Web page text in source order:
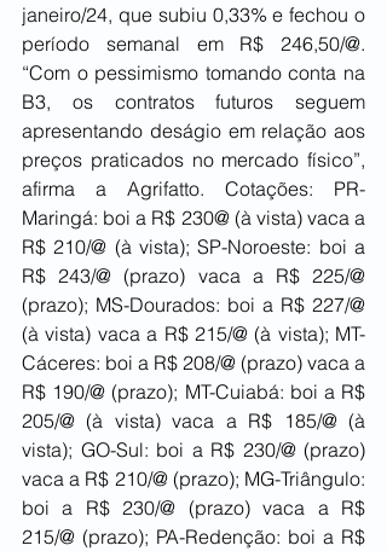
janeiro/24, que subiu 0,33% e fechou o
período semanal em R$ 246,50/@.
“Com o pessimismo tomando conta na
B3, os contratos futuros seguem
apresentando deságio em relação aos
preços praticados no mercado físico”,
afirma a Agrifatto. Cotações: PR-
Maringá: boi a R$ 230@ (à vista) vaca a
R$ 210/@ (à vista); SP-Noroeste: boi a
R$ 243/@ (prazo) vaca a R$ 225/@
(prazo); MS-Dourados: boi a R$ 227/@
(à vista) vaca a R$ 215/@ (à vista); MT-
Cáceres: boi a R$ 208/@ (prazo) vaca a
R$ 190/@ (prazo); MT-Cuiabá: boi a R$
205/@ (à vista) vaca a R$ 185/@ (à
vista); GO-Sul: boi a R$ 230/@ (prazo)
vaca a R$ 210/@ (prazo); MG-Triângulo:
boi a R$ 230/@ (prazo) vaca a R$
215/@ (prazo); PA-Redenção: boi a R$